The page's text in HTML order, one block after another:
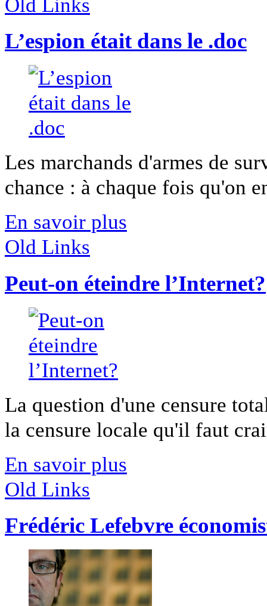
L’espion était dans le .doc
Les marchands d'armes de
chance : à chaque fois qu'on
En savoir plus
Old Links
Peut-on éteindre l’Internet?
La question d'une censure
la censure locale qu'il faut
En savoir plus
Old Links
Frédéric Lefebvre